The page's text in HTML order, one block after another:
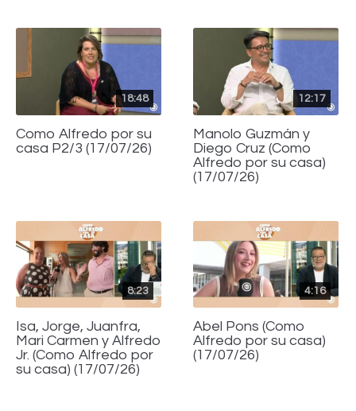
18:48
Como Alfredo por su
casa P2/3 (17/07/26)
12:17
Manolo Guzmán y
Diego Cruz (Como
Alfredo por su casa)
(17/07/26)
8:23
Isa, Jorge, Juanfra,
Mari Carmen y Alfredo
Jr. (Como Alfredo por
su casa) (17/07/26)
4:16
Abel Pons (Como
Alfredo por su casa)
(17/07/26)